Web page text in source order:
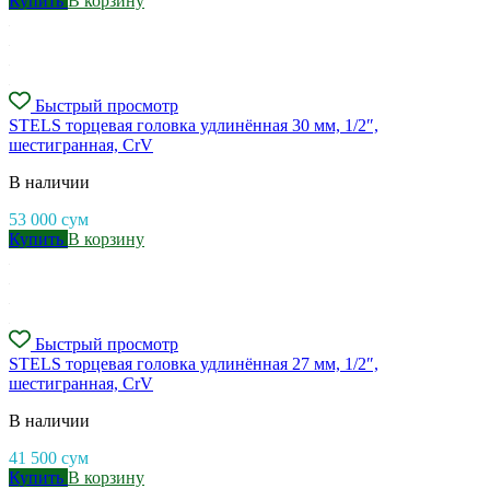
Быстрый просмотр
STELS торцевая головка удлинённая 30 мм, 1/2″,
шестигранная, CrV
В наличии
53 000 сум
Купить В корзину
Быстрый просмотр
STELS торцевая головка удлинённая 27 мм, 1/2″,
шестигранная, CrV
В наличии
41 500 сум
Купить В корзину